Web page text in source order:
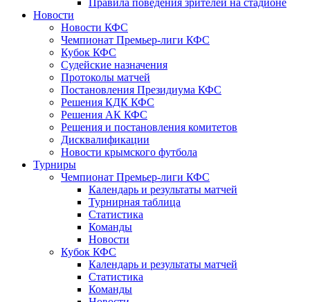
Правила поведения зрителей на стадионе
Новости
Новости КФС
Чемпионат Премьер-лиги КФС
Кубок КФС
Судейские назначения
Протоколы матчей
Постановления Президиума КФС
Решения КДК КФС
Решения АК КФС
Решения и постановления комитетов
Дисквалификации
Новости крымского футбола
Турниры
Чемпионат Премьер-лиги КФС
Календарь и результаты матчей
Турнирная таблица
Статистика
Команды
Новости
Кубок КФС
Календарь и результаты матчей
Статистика
Команды